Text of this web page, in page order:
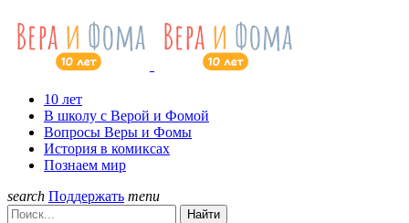
10 лет
В школу с Верой и Фомой
Вопросы Веры и Фомы
История в комиксах
Познаем мир
search Поддержать menu
Найти